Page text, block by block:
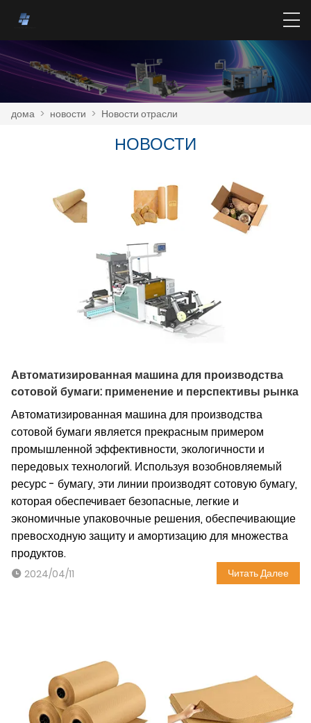
дома > новости > Новости отрасли
HОВОСТИ
Автоматизированная машина для производства
сотовой бумаги: применение и перспективы рынка
Автоматизированная машина для производства
сотовой бумаги является прекрасным примером
промышленной эффективности, экологичности и
передовых технологий. Используя возобновляемый
ресурс - бумагу, эти линии производят сотовую бумагу,
которая обеспечивает безопасные, легкие и
экономичные упаковочные решения, обеспечивающие
превосходную защиту и амортизацию для множества
продуктов.
2024/04/11 Читать Далее